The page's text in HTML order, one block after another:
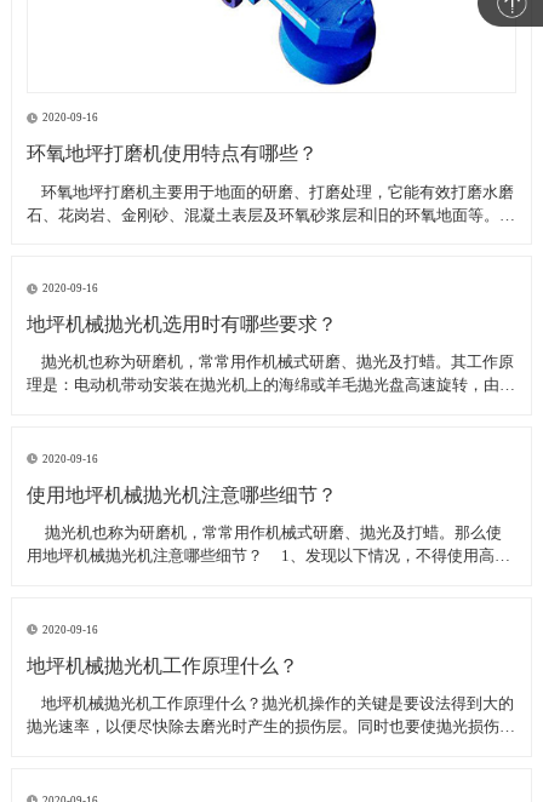
2020-09-16
环氧地坪打磨机使用特点有哪些？
​ 环氧地坪打磨机主要用于地面的研磨、打磨处理，它能有效打磨水磨
石、花岗岩、金刚砂、混凝土表层及环氧砂浆层和旧的环氧地面等。具
地坪工程处理的必备设
2020-09-16
地坪机械抛光机选用时有哪些要求？
​ 抛光机也称为研磨机，常常用作机械式研磨、抛光及打蜡。其工作原
理是：电动机带动安装在抛光机上的海绵或羊毛抛光盘高速旋转，由于
求？
2020-09-16
使用地坪机械抛光机注意哪些细节？
​ 抛光机也称为研磨机，常常用作机械式研磨、抛光及打蜡。那么使
用地坪机械抛光机注意哪些细节？ 1、发现以下情况，不得使用高速
2020-09-16
地坪机械抛光机工作原理什么？
​ 地坪机械抛光机工作原理什么？抛光机操作的关键是要设法得到大的
抛光速率，以便尽快除去磨光时产生的损伤层。同时也要使抛光损伤层
较深；后者要求使用最细的